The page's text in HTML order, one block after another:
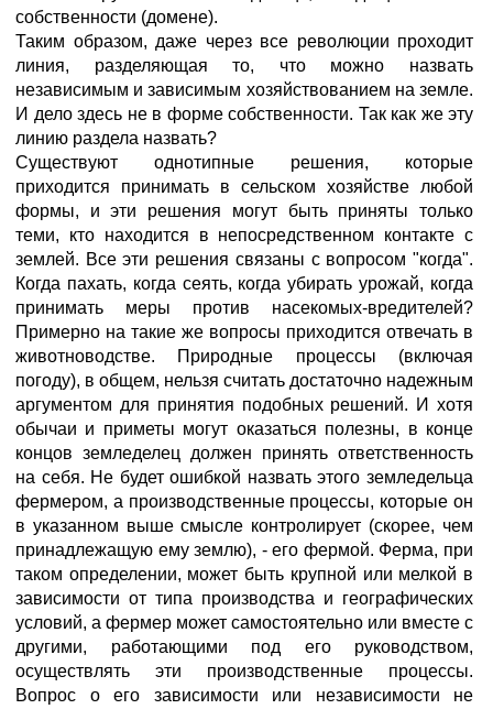
собственности (домене).
Таким образом, даже через все революции проходит
линия, разделяющая то, что можно назвать
независимым и зависимым хозяйствованием на земле.
И дело здесь не в форме собственности. Так как же эту
линию раздела назвать?
Существуют однотипные решения, которые
приходится принимать в сельском хозяйстве любой
формы, и эти решения могут быть приняты только
теми, кто находится в непосредственном контакте с
землей. Все эти решения связаны с вопросом "когда".
Когда пахать, когда сеять, когда убирать урожай, когда
принимать меры против насекомых-вредителей?
Примерно на такие же вопросы приходится отвечать в
животноводстве. Природные процессы (включая
погоду), в общем, нельзя считать достаточно надежным
аргументом для принятия подобных решений. И хотя
обычаи и приметы могут оказаться полезны, в конце
концов земледелец должен принять ответственность
на себя. Не будет ошибкой назвать этого земледельца
фермером, а производственные процессы, которые он
в указанном выше смысле контролирует (скорее, чем
принадлежащую ему землю), - его фермой. Ферма, при
таком определении, может быть крупной или мелкой в
зависимости от типа производства и географических
условий, а фермер может самостоятельно или вместе с
другими, работающими под его руководством,
осуществлять эти производственные процессы.
Вопрос о его зависимости или независимости не